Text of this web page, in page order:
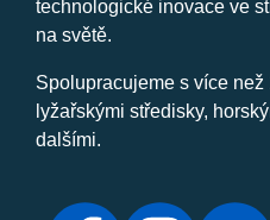
technologické inovace ve
na světě.
Spolupracujeme s více
lyžařskými středisky,
dalšími.